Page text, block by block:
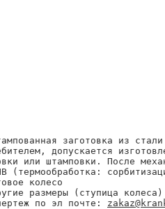
заготовка из
допускается
или штамповки. После
(термообработка:
колесо
размеры (ступица
по эл почте: